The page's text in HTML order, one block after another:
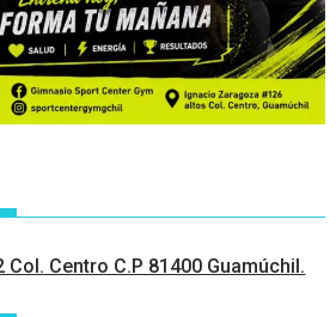
Centro C.P 81400 Guamúchil.